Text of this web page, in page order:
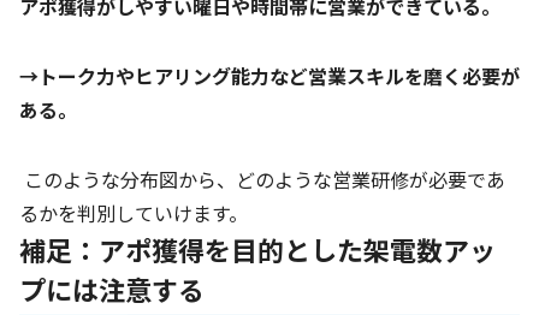
アポ獲得がしやすい曜日や時間帯に営業ができている。
→トーク力やヒアリング能力など営業スキルを磨く必要が
ある。
このような分布図から、どのような営業研修が必要であ
るかを判別していけます。
補足：アポ獲得を目的とした架電数アッ
プには注意する